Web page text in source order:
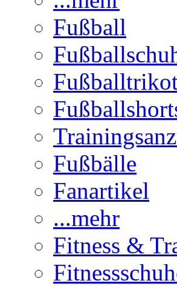
Fußball
Fußbälle
Fanartikel
...mehr
Fitness &